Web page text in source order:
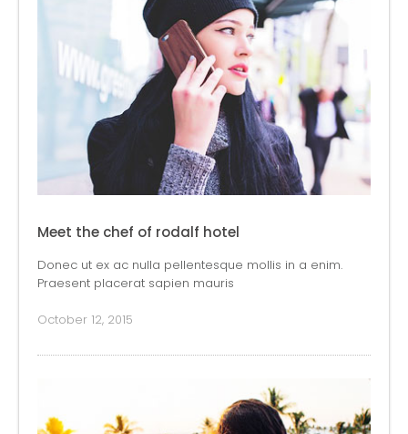
Meet the chef of rodalf hotel
Donec ut ex ac nulla pellentesque mollis in a enim.
Praesent placerat sapien mauris
October 12, 2015